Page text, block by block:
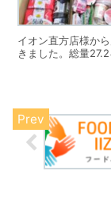
イオン直方店様か
きました。総量